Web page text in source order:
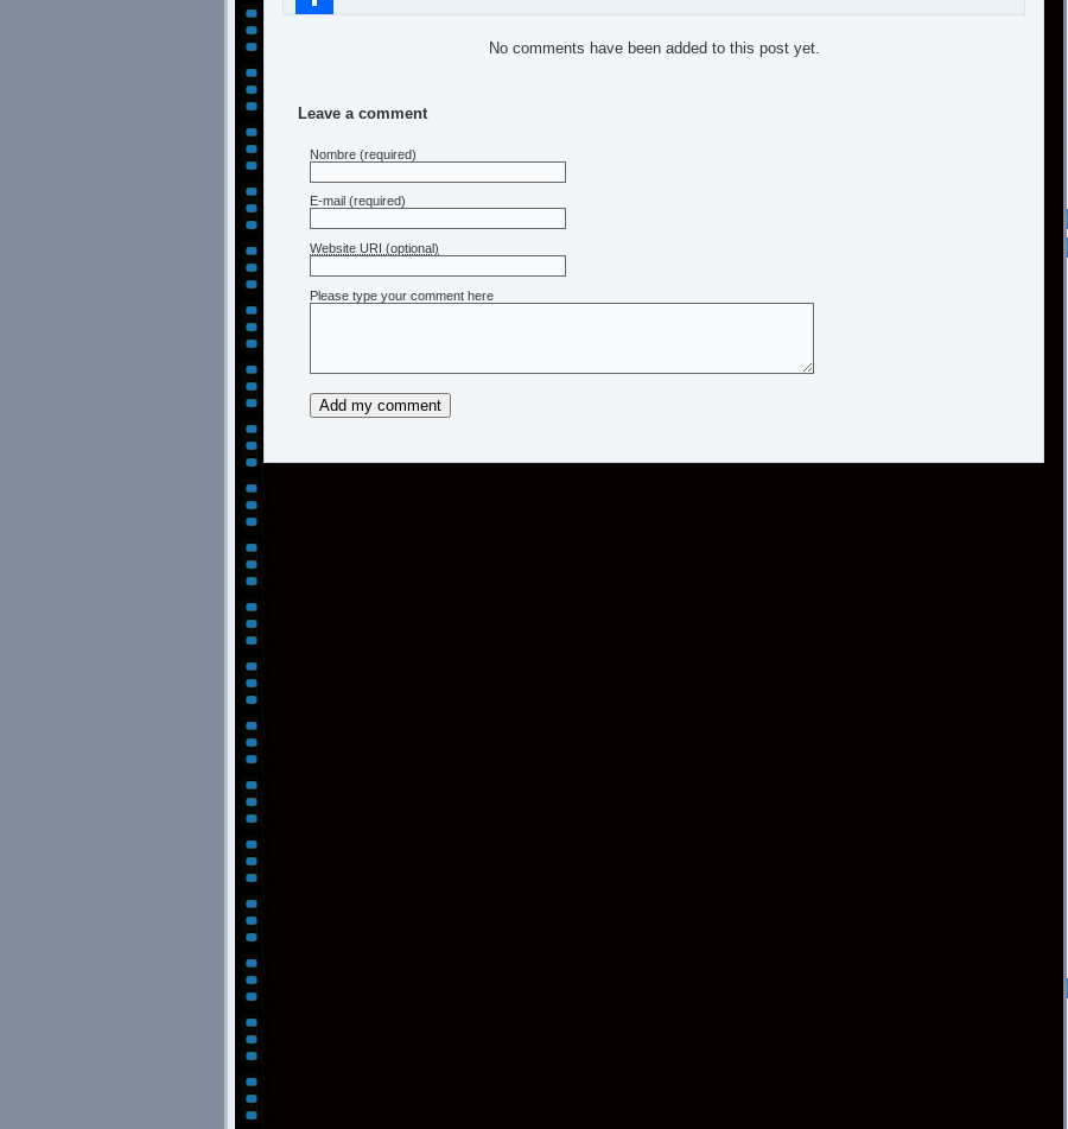
No comments have been added to this post yet.
Leave a comment
Nombre (required)
E-mail (required)
Website URI (optional)
Please type your comment here